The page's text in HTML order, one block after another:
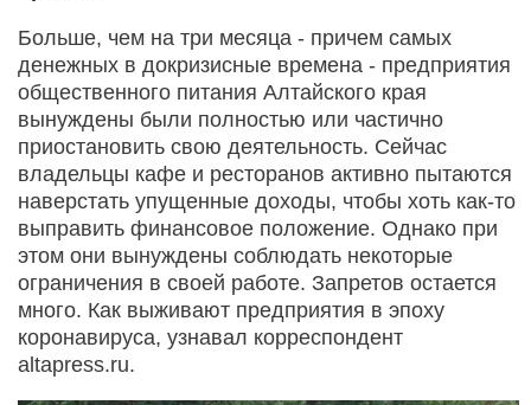
Больше, чем на три месяца - причем самых
денежных в докризисные времена - предприятия
общественного питания Алтайского края
вынуждены были полностью или частично
приостановить свою деятельность. Сейчас
владельцы кафе и ресторанов активно пытаются
наверстать упущенные доходы, чтобы хоть как-то
выправить финансовое положение. Однако при
этом они вынуждены соблюдать некоторые
ограничения в своей работе. Запретов остается
много. Как выживают предприятия в эпоху
коронавируса, узнавал корреспондент
altapress.ru.